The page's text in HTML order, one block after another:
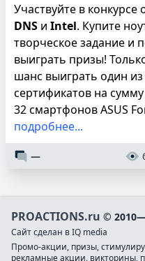
Участвуйте в
DNS и Intel. Купите
творческое задание и
выиграть призы!
шанс выиграть один из
сертификатов на
32 смартфонов ASUS
подробнее...
—
PROACTIONS.ru ©
Сайт сделан в IQ media
Промо-акции, призы,
рекламные акции, викторины,